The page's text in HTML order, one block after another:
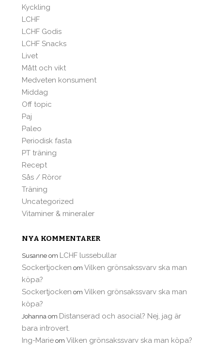
Kyckling
LCHF
LCHF Godis
LCHF Snacks
Livet
Mått och vikt
Medveten konsument
Middag
Off topic
Paj
Paleo
Periodisk fasta
PT träning
Recept
Sås / Röror
Träning
Uncategorized
Vitaminer & mineraler
NYA KOMMENTARER
Susanne om LCHF lussebullar
Sockertjocken om Vilken grönsakssvarv ska man
köpa?
Sockertjocken om Vilken grönsakssvarv ska man
köpa?
Johanna om Distanserad och asocial? Nej, jag är
bara introvert.
Ing-Marie om Vilken grönsakssvarv ska man köpa?